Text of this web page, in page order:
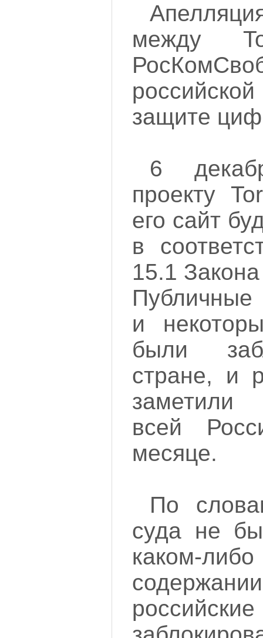
между
защите
6
проекту
его сайт
в
15.1
Публичные
и
были
стране, и
заметили
всей
месяце.
По
суда не
каком-